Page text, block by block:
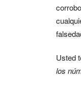
Usted
los